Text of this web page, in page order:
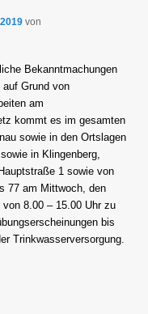
von
Bekanntmachungen
Grund von
am
kommt es im gesamten
sowie in den Ortslagen
in Klingenberg,
1 sowie von
77 am Mittwoch, den
8.00 – 15.00 Uhr zu
bis
Trinkwasserversorgung.